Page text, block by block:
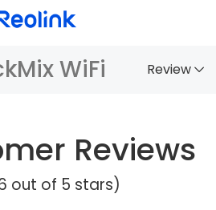
WiFi Review
Reviews
out of 5 stars)